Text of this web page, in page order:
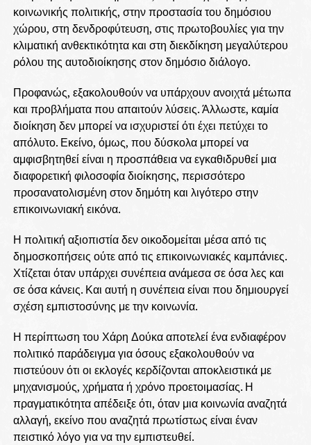
κοινωνικής πολιτικής, στην προστασία του δημόσιου
χώρου, στη δενδροφύτευση, στις πρωτοβουλίες για την
κλιματική ανθεκτικότητα και στη διεκδίκηση μεγαλύτερου
ρόλου της αυτοδιοίκησης στον δημόσιο διάλογο.
Προφανώς, εξακολουθούν να υπάρχουν ανοιχτά μέτωπα
και προβλήματα που απαιτούν λύσεις. Άλλωστε, καμία
διοίκηση δεν μπορεί να ισχυριστεί ότι έχει πετύχει το
απόλυτο. Εκείνο, όμως, που δύσκολα μπορεί να
αμφισβητηθεί είναι η προσπάθεια να εγκαθιδρυθεί μια
διαφορετική φιλοσοφία διοίκησης, περισσότερο
προσανατολισμένη στον δημότη και λιγότερο στην
επικοινωνιακή εικόνα.
Η πολιτική αξιοπιστία δεν οικοδομείται μέσα από τις
δημοσκοπήσεις ούτε από τις επικοινωνιακές καμπάνιες.
Χτίζεται όταν υπάρχει συνέπεια ανάμεσα σε όσα λες και
σε όσα κάνεις. Και αυτή η συνέπεια είναι που δημιουργεί
σχέση εμπιστοσύνης με την κοινωνία.
Η περίπτωση του Χάρη Δούκα αποτελεί ένα ενδιαφέρον
πολιτικό παράδειγμα για όσους εξακολουθούν να
πιστεύουν ότι οι εκλογές κερδίζονται αποκλειστικά με
μηχανισμούς, χρήματα ή χρόνο προετοιμασίας. Η
πραγματικότητα απέδειξε ότι, όταν μια κοινωνία αναζητά
αλλαγή, εκείνο που αναζητά πρωτίστως είναι έναν
πειστικό λόγο για να την εμπιστευθεί.